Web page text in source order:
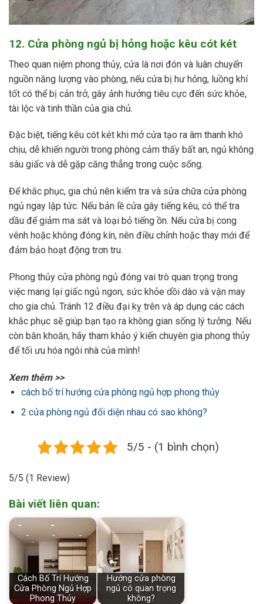
12. Cửa phòng ngủ bị hỏng hoặc kêu cót két
Theo quan niệm phong thủy, cửa là nơi đón và luân chuyển
nguồn năng lượng vào phòng, nếu cửa bị hư hỏng, luồng khí
tốt có thể bị cản trở, gây ảnh hưởng tiêu cực đến sức khỏe,
tài lộc và tinh thần của gia chủ.
Đặc biệt, tiếng kêu cót két khi mở cửa tạo ra âm thanh khó
chịu, dễ khiến người trong phòng cảm thấy bất an, ngủ không
sâu giấc và dễ gặp căng thẳng trong cuộc sống.
Để khắc phục, gia chủ nên kiểm tra và sửa chữa cửa phòng
ngủ ngay lập tức. Nếu bản lề cửa gây tiếng kêu, có thể tra
dầu để giảm ma sát và loại bỏ tiếng ồn. Nếu cửa bị cong
vênh hoặc không đóng kín, nên điều chỉnh hoặc thay mới để
đảm bảo hoạt động trơn tru.
Phong thủy cửa phòng ngủ đóng vai trò quan trọng trong
việc mang lại giấc ngủ ngon, sức khỏe dồi dào và vận may
cho gia chủ. Tránh 12 điều đại kỵ trên và áp dụng các cách
khắc phục sẽ giúp bạn tạo ra không gian sống lý tưởng. Nếu
còn băn khoăn, hãy tham khảo ý kiến chuyên gia phong thủy
để tối ưu hóa ngôi nhà của mình!
Xem thêm >>
cách bố trí hướng cửa phòng ngủ hợp phong thủy
2 cửa phòng ngủ đối diện nhau có sao không?
5/5 - (1 bình chọn)
5/5 (1 Review)
Bài viết liên quan:
Cách Bố Trí Hướng
Cửa Phòng Ngủ Hợp
Phong Thủy
Hướng cửa phòng
ngủ có quan trọng
không?